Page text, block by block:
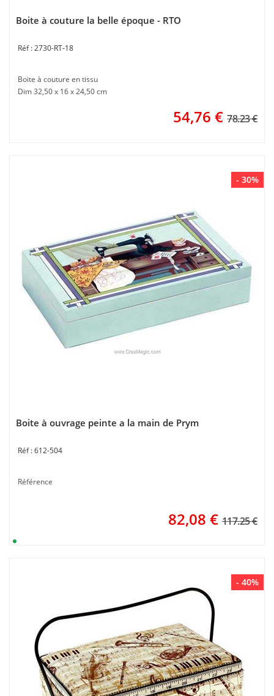
Boite à couture la belle époque - RTO
2730-RT-18
Boite à couture en tissu
Dim 32,50 x 16 x 24,50 cm
54,76 € 78.23 €
- 30%
Boite à ouvrage peinte a la main de Prym
612-504
Référence
82,08 € 117.25 €
- 40%